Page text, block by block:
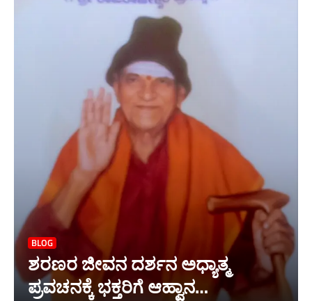
BLOG
ಶರಣರ ಜೀವನ ದರ್ಶನ ಅಧ್ಯಾತ್ಮ
ಪ್ರವಚನಕ್ಕೆ ಭಕ್ತರಿಗೆ ಆಹ್ವಾನ…